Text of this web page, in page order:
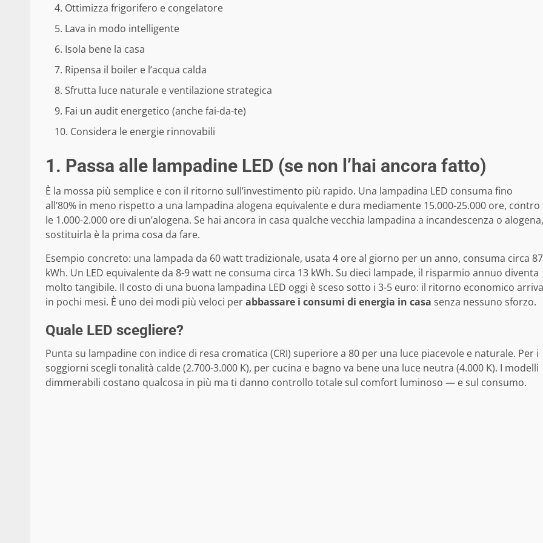
Ottimizza frigorifero e congelatore
Lava in modo intelligente
Isola bene la casa
Ripensa il boiler e l’acqua calda
Sfrutta luce naturale e ventilazione strategica
Fai un audit energetico (anche fai-da-te)
Considera le energie rinnovabili
1. Passa alle lampadine LED (se non l’hai ancora fatto)
È la mossa più semplice e con il ritorno sull’investimento più rapido. Una lampadina LED consuma fino
all’80% in meno rispetto a una lampadina alogena equivalente e dura mediamente 15.000-25.000 ore, contro
le 1.000-2.000 ore di un’alogena. Se hai ancora in casa qualche vecchia lampadina a incandescenza o alogena,
sostituirla è la prima cosa da fare.
Esempio concreto: una lampada da 60 watt tradizionale, usata 4 ore al giorno per un anno, consuma circa 87
kWh. Un LED equivalente da 8-9 watt ne consuma circa 13 kWh. Su dieci lampade, il risparmio annuo diventa
molto tangibile. Il costo di una buona lampadina LED oggi è sceso sotto i 3-5 euro: il ritorno economico arriva
in pochi mesi. È uno dei modi più veloci perabbassare i consumi di energia in casa senza nessuno sforzo.
Quale LED scegliere?
Punta su lampadine con indice di resa cromatica (CRI) superiore a 80 per una luce piacevole e naturale. Per i
soggiorni scegli tonalità calde (2.700-3.000 K), per cucina e bagno va bene una luce neutra (4.000 K). I modelli
dimmerabili costano qualcosa in più ma ti danno controllo totale sul comfort luminoso — e sul consumo.